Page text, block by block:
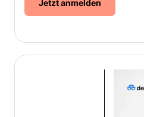
Jetzt anmelden